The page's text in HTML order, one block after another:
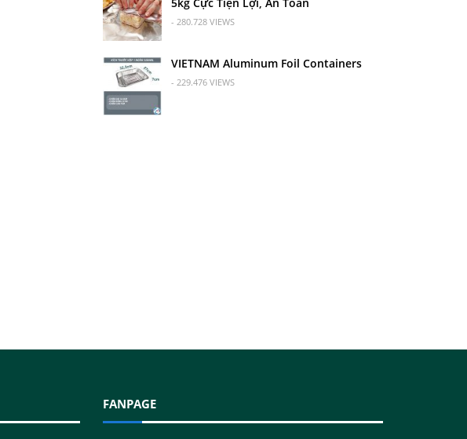
- 280.728 VIEWS
VIETNAM Aluminum Foil Containers
- 229.476 VIEWS
FANPAGE